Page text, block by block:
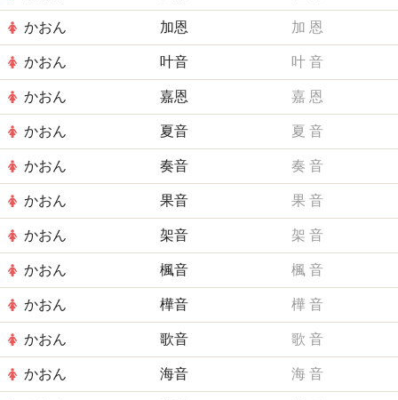
かおん 加恩 加 恩
かおん 叶音 叶 音
かおん 嘉恩 嘉 恩
かおん 夏音 夏 音
かおん 奏音 奏 音
かおん 果音 果 音
かおん 架音 架 音
かおん 楓音 楓 音
かおん 樺音 樺 音
かおん 歌音 歌 音
かおん 海音 海 音